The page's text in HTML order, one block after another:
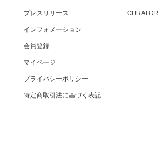
プレスリリース
インフォメーション
会員登録
マイページ
プライバシーポリシー
特定商取引法に基づく表記
CURATOR